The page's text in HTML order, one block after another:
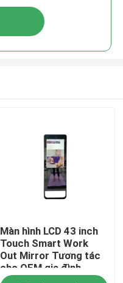
Màn hình LCD 43 inch
Touch Smart Work
Out Mirror Tương tác
cho OEM gia đình